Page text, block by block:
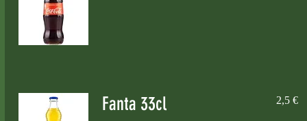
Fanta 33cl 2,5 €